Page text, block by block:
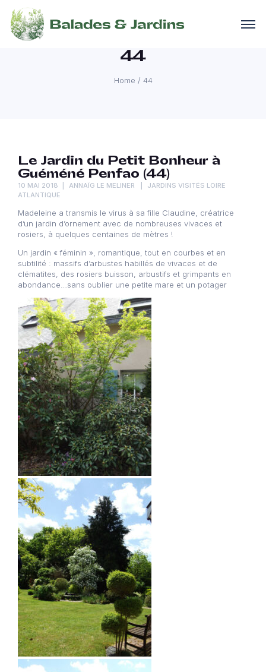
44
Home / 44
Le Jardin du Petit Bonheur à
Guéméné Penfao (44)
10 MAI 2018 ANNAÏG LE MELINER
JARDINS VISITÉS LOIRE
ATLANTIQUE
Madeleine a transmis le virus à sa fille Claudine, créatrice
d’un jardin d’ornement avec de nombreuses vivaces et
rosiers, à quelques centaines de mètres !
Un jardin « féminin », romantique, tout en courbes et en
subtilité : massifs d’arbustes habillés de vivaces et de
clématites, des rosiers buisson, arbustifs et grimpants en
abondance…sans oublier une petite mare et un potager